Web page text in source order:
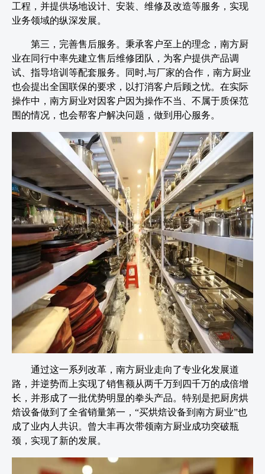
工程，并提供场地设计、安装、维修及改造等服务，实现
业务领域的纵深发展。
第三，完善售后服务。秉承客户至上的理念，南方厨
业在同行中率先建立售后维修团队，为客户提供产品调
试、指导培训等配套服务。同时,与厂家的合作，南方厨业
也会提出全国联保的要求，以打消客户后顾之忧。在实际
操作中，南方厨业对因客户因为操作不当、不属于质保范
围的情况，也会帮客户解决问题，做到用心服务。
通过这一系列改革，南方厨业走向了专业化发展道
路，并逆势而上实现了销售额从两千万到四千万的成倍增
长，并形成了一批优势明显的拳头产品。特别是把厨房烘
焙设备做到了全省销量第一，“买烘焙设备到南方厨业”也
成了业内人共识。曾大丰再次带领南方厨业成功突破瓶
颈，实现了新的发展。